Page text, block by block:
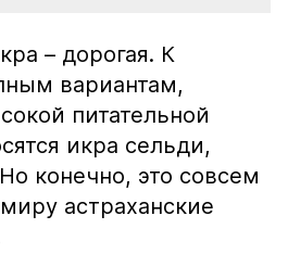
– дорогая. К
вариантам,
питательной
икра сельди,
конечно, это совсем
астраханские